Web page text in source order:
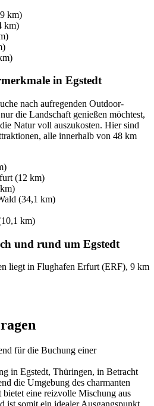
km)
km)
in Egstedt
nach aufregenden Outdoor-
die Landschaft genießen möchtest,
Natur voll auszukosten. Hier sind
alle innerhalb von 48 km
(12 km)
(34,1 km)
km)
und rund um Egstedt
liegt in Flughafen Erfurt (ERF), 9 km
für die Buchung einer
in Egstedt, Thüringen, in Betracht
die Umgebung des charmanten
eine reizvolle Mischung aus